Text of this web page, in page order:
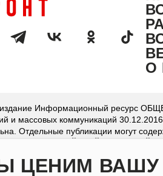
О
Информационный ресурс
и массовых коммуникаций
Отдельные публикации могут
ОБЩЕРОССИЙСКИЙ НАРОДНЫЙ
почты редакции: press@onf.ru.
ЦЕНИМ ВАШУ